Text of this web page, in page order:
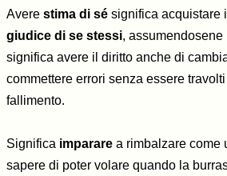
Avere stima di sé significa acquistare
giudice di se stessi,
significa avere il diritto anche di
commettere errori senza essere
fallimento.
Significa imparare a rimbalzare come
sapere di poter volare quando la